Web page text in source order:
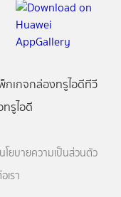
กเกจกล่องทรูไอดีทีวี
รูไอดี
นโยบายความเป็นส่วนตัว
เรา